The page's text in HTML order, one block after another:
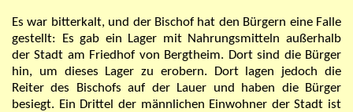
Es war bitterkalt, und der Bischof hat den Bürgern eine Falle
gestellt: Es gab ein Lager mit Nahrungsmitteln außerhalb
der Stadt am Friedhof von Bergtheim. Dort sind die Bürger
hin, um dieses Lager zu erobern. Dort lagen jedoch die
Reiter des Bischofs auf der Lauer und haben die Bürger
besiegt. Ein Drittel der männlichen Einwohner der Stadt ist